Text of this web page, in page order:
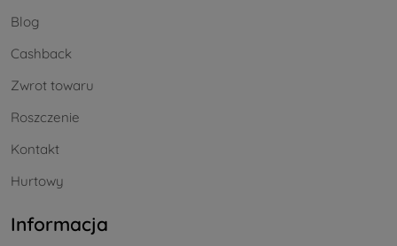
Blog
Cashback
Zwrot towaru
Roszczenie
Kontakt
Hurtowy
Informacja